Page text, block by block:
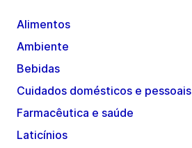
Alimentos
Ambiente
Bebidas
Cuidados domésticos e pessoais
Farmacêutica e saúde
Laticínios